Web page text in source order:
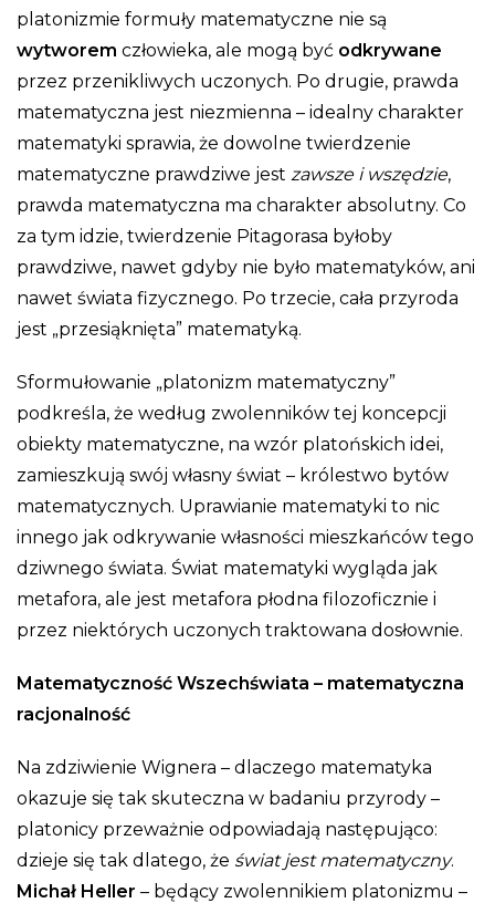
platonizmie formuły matematyczne nie są
wytworem człowieka, ale mogą być odkrywane
przez przenikliwych uczonych. Po drugie, prawda
matematyczna jest niezmienna – idealny charakter
matematyki sprawia, że dowolne twierdzenie
matematyczne prawdziwe jest zawsze i wszędzie,
prawda matematyczna ma charakter absolutny. Co
za tym idzie, twierdzenie Pitagorasa byłoby
prawdziwe, nawet gdyby nie było matematyków, ani
nawet świata fizycznego. Po trzecie, cała przyroda
jest „przesiąknięta” matematyką.
Sformułowanie „platonizm matematyczny”
podkreśla, że według zwolenników tej koncepcji
obiekty matematyczne, na wzór platońskich idei,
zamieszkują swój własny świat – królestwo bytów
matematycznych. Uprawianie matematyki to nic
innego jak odkrywanie własności mieszkańców tego
dziwnego świata. Świat matematyki wygląda jak
metafora, ale jest metafora płodna filozoficznie i
przez niektórych uczonych traktowana dosłownie.
Matematyczność Wszechświata – matematyczna
racjonalność
Na zdziwienie Wignera – dlaczego matematyka
okazuje się tak skuteczna w badaniu przyrody –
platonicy przeważnie odpowiadają następująco:
dzieje się tak dlatego, że świat jest matematyczny.
Michał Heller – będący zwolennikiem platonizmu –